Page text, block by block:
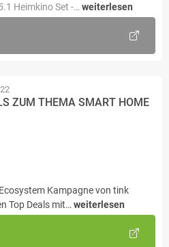
Heimkino Set -… weiterlesen
ZUM THEMA SMART HOME
Kampagne von tink
Top Deals mit… weiterlesen